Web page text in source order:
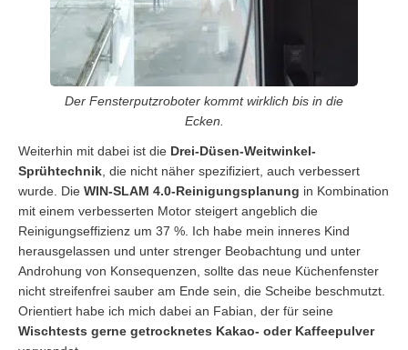
Der Fensterputzroboter kommt wirklich bis in die
Ecken.
Weiterhin mit dabei ist die Drei-Düsen-Weitwinkel-
Sprühtechnik, die nicht näher spezifiziert, auch verbessert
wurde. Die WIN-SLAM 4.0-Reinigungsplanung in Kombination
mit einem verbesserten Motor steigert angeblich die
Reinigungseffizienz um 37 %. Ich habe mein inneres Kind
herausgelassen und unter strenger Beobachtung und unter
Androhung von Konsequenzen, sollte das neue Küchenfenster
nicht streifenfrei sauber am Ende sein, die Scheibe beschmutzt.
Orientiert habe ich mich dabei an Fabian, der für seine
Wischtests gerne getrocknetes Kakao- oder Kaffeepulver